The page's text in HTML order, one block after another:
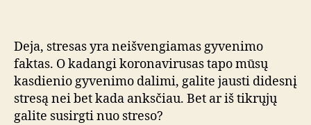
Deja, stresas yra neišvengiamas gyvenimo
faktas. O kadangi koronavirusas tapo mūsų
kasdienio gyvenimo dalimi, galite jausti didesnį
stresą nei bet kada anksčiau. Bet ar iš tikrųjų
galite susirgti nuo streso?